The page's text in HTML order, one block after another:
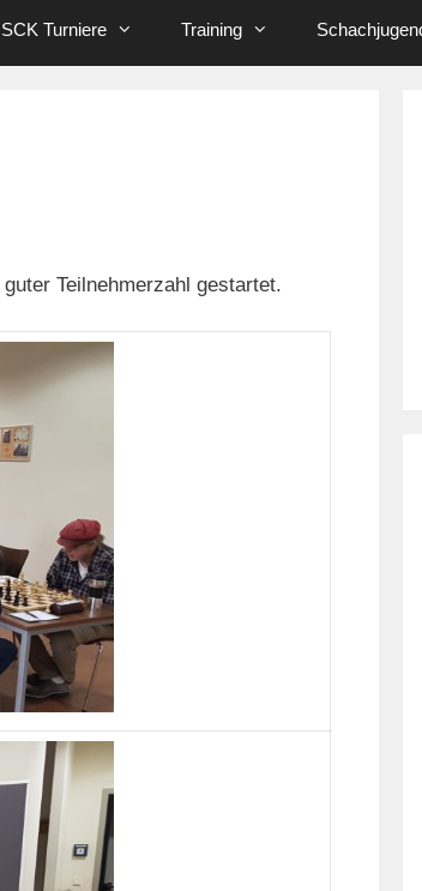
SCK Turniere Training
Teilnehmerzahl gestartet.